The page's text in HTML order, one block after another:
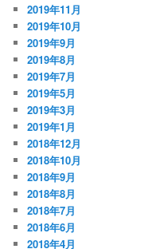
2019年11月
2019年10月
2019年9月
2019年8月
2019年7月
2019年5月
2019年3月
2019年1月
2018年12月
2018年10月
2018年9月
2018年8月
2018年7月
2018年6月
2018年4月